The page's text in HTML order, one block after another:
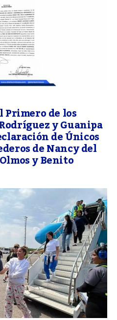
de los
y Guanipa
de Únicos
de Nancy del
y Benito